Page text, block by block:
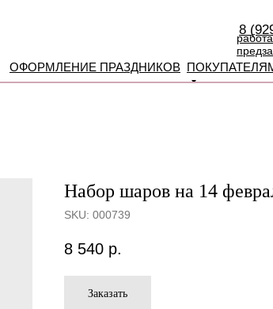
ОФОРМЛЕНИЕ ПРАЗДНИКОВ
8
Набор шаров на 14
SKU: 000739
8 540 р.
Заказать